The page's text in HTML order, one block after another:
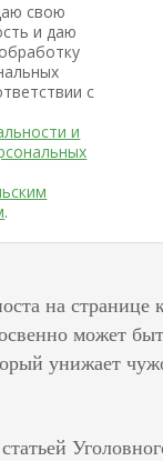
свою
и даю
с
и
.
на странице
может
унижает